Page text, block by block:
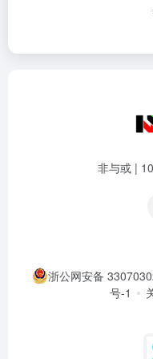
非与或 |
浙公网安备
号-1